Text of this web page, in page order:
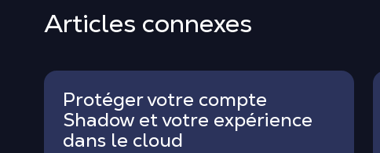
Articles connexes
Protéger votre compte
Shadow et votre expérience
dans le cloud